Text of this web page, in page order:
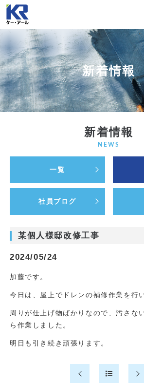
新着情報
新着情報
NEWS
一覧
社員ブログ
某個人様邸改修工事
2024/05/24
加藤です。
今日は、屋上でドレンの補修作業を行
周りが仕上げ物ばかりなので、汚さな
ら作業しました。
明日も引き続き頑張ります。